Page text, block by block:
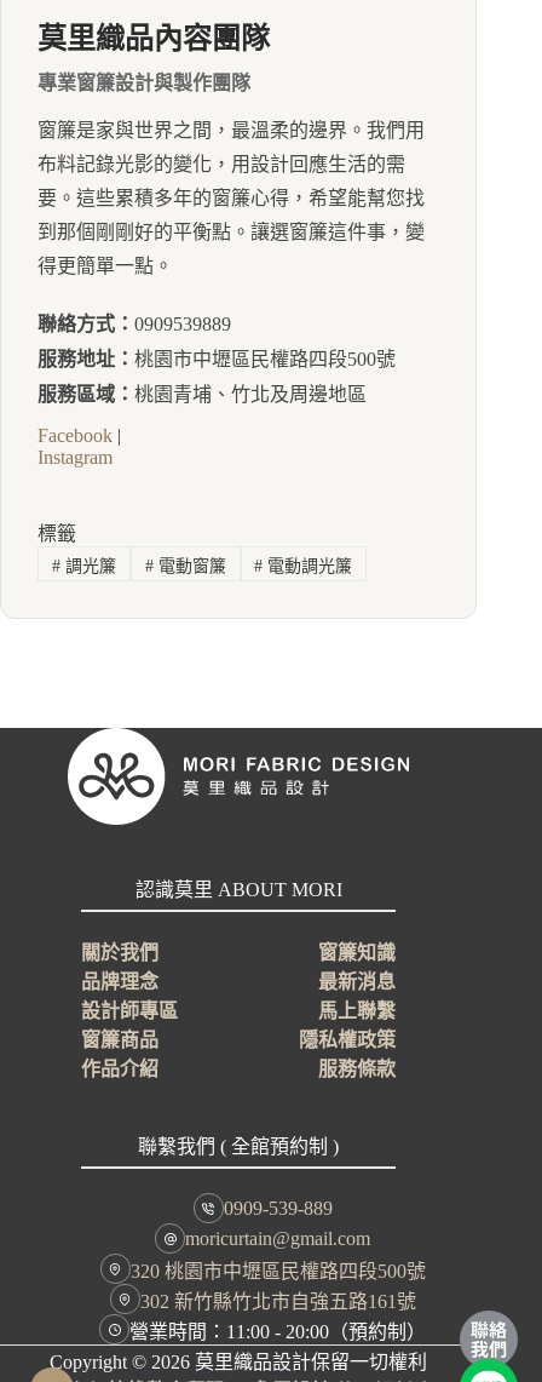
莫里織品內容團隊
專業窗簾設計與製作團隊
窗簾是家與世界之間，最溫柔的邊界。我們用
布料記錄光影的變化，用設計回應生活的需
要。這些累積多年的窗簾心得，希望能幫您找
到那個剛剛好的平衡點。讓選窗簾這件事，變
得更簡單一點。
聯絡方式： 0909539889
服務地址： 桃園市中壢區民權路四段500號
服務區域： 桃園青埔、竹北及周邊地區
Facebook
Instagram
標籤
#調光簾 #電動窗簾 # 電動調光簾
認識莫里 ABOUT MORI
關於我們
品牌理念
設計師專區
窗簾商品
作品介紹
窗簾知識
最新消息
馬上聯繫
隱私權政策
服務條款
聯繫我們 ( 全館預約制 )
0909-539-889
moricurtain@gmail.com
320 桃園市中壢區民權路四段500號
302 新竹縣竹北市自強五路161號
營業時間：11:00 - 20:00（預約制）
Copyright © 2026 莫里織品設計保留一切權利